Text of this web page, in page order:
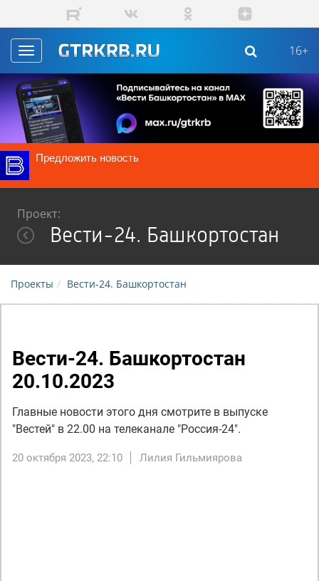
Перейти к основному содержанию
Toggle
navigation
16+
Предложить новость
Проект:
Вести-24. Башкортостан
Проекты Вести-24. Башкортостан
Вести-24. Башкортостан
20.10.2023
Главные новости этого дня смотрите в выпуске
"Вестей" в 22.00 на телеканале "Россия-24".
20 октября 2023, 22:10 Лилия Гильмиярова